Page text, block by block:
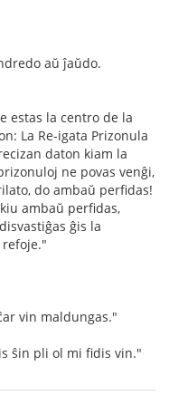
aŭ ĵaŭdo.
estas la centro de la
La Re-igata Prizonula
daton kiam la
ne povas venĝi,
do ambaŭ perfidas!
ambaŭ perfidas,
ĝis la
vin maldungas."
ŝin pli ol mi fidis vin."